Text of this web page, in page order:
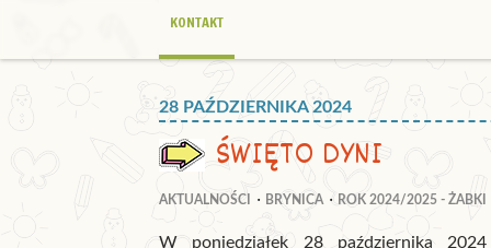
KONTAKT
28 PAŹDZIERNIKA 2024
ŚWIĘTO DYNI
AKTUALNOŚCI BRYNICA ROK 2024/2025 - ŻABKI
W poniedziałek 28 października